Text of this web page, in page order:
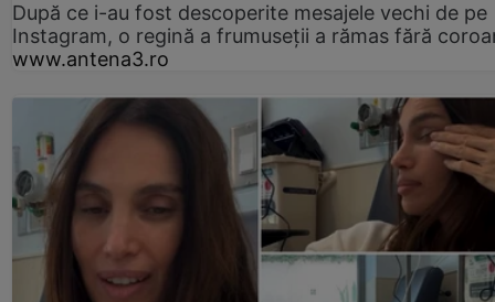
După ce i-au fost descoperite mesajele vechi de pe
Instagram, o regină a frumuseții a rămas fără
www.antena3.ro